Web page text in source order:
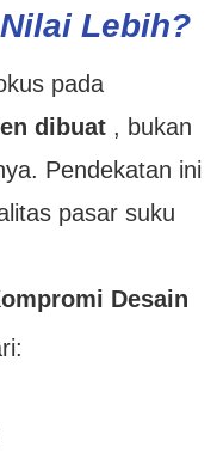
Lebih?
pada
dibuat , bukan
Pendekatan ini
pasar suku
Desain